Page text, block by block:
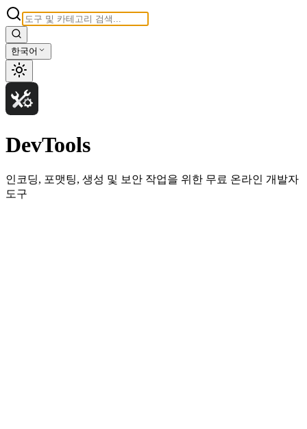
한국어
DevTools
인코딩, 포맷팅, 생성 및 보안 작업을 위한 무료 온라인 개발자
도구